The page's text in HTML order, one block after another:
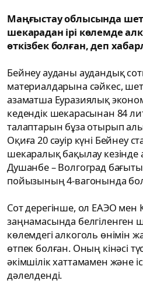
Маңғыстау облысында
шекарадан ірі көлемде
өткізбек болған, деп
Бейнеу ауданы аудандық
материалдарына сәйкес,
азаматша Еуразиялық
кедендік шекарасынан 84
талаптарын бұза отырып
Оқиға 20 сәуір күні Бейнеу
шекаралық бақылау
Душанбе – Волгоград
пойызының 4-вагонында
Сот дерегінше, ол ЕАЭО мен
заңнамасында белгіленген
көлемдегі алкоголь өнімін
өтпек болған. Оның кінәсі
әкімшілік хаттамамен және
дәлелденді.